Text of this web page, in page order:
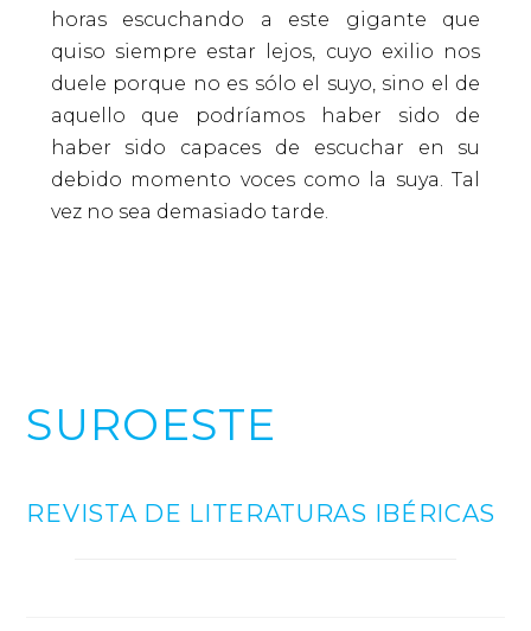
horas escuchando a este gigante que
quiso siempre estar lejos, cuyo exilio nos
duele porque no es sólo el suyo, sino el de
aquello que podríamos haber sido de
haber sido capaces de escuchar en su
debido momento voces como la suya. Tal
vez no sea demasiado tarde.
SUROESTE
REVISTA DE LITERATURAS IBÉRICAS